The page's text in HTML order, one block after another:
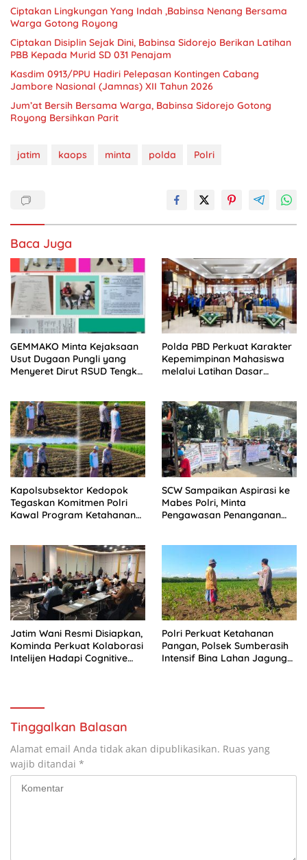
Ciptakan Lingkungan Yang Indah ,Babinsa Nenang Bersama
Warga Gotong Royong
Ciptakan Disiplin Sejak Dini, Babinsa Sidorejo Berikan Latihan
PBB Kepada Murid SD 031 Penajam
Kasdim 0913/PPU Hadiri Pelepasan Kontingen Cabang
Jambore Nasional (Jamnas) XII Tahun 2026
Jum’at Bersih Bersama Warga, Babinsa Sidorejo Gotong
Royong Bersihkan Parit
jatim kaops minta polda Polri
Baca Juga
GEMMAKO Minta Kejaksaan
Usut Dugaan Pungli yang
Menyeret Dirut RSUD Tengku
Polda PBD Perkuat Karakter
Kepemimpinan Mahasiswa
melalui Latihan Dasar
Kapolsubsektor Kedopok
Tegaskan Komitmen Polri
Kawal Program Ketahanan
SCW Sampaikan Aspirasi ke
Mabes Polri, Minta
Pengawasan Penanganan
Jatim Wani Resmi Disiapkan,
Kominda Perkuat Kolaborasi
Intelijen Hadapi Cognitive
Polri Perkuat Ketahanan
Pangan, Polsek Sumberasih
Intensif Bina Lahan Jagung
Tinggalkan Balasan
Alamat email Anda tidak akan dipublikasikan. Ruas yang
wajib ditandai *